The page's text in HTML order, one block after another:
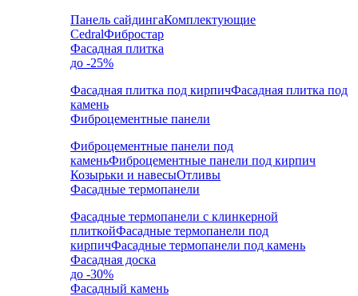
Панель сайдингаКомплектующие
CedralФибростар
Фасадная плитка
до -25%
Фасадная плитка под кирпичФасадная плитка под
камень
Фиброцементные панели
Фиброцементные панели под
каменьФиброцементные панели под кирпич
Козырьки и навесыОтливы
Фасадные термопанели
Фасадные термопанели с клинкерной
плиткойФасадные термопанели под
кирпичФасадные термопанели под камень
Фасадная доска
до -30%
Фасадный камень